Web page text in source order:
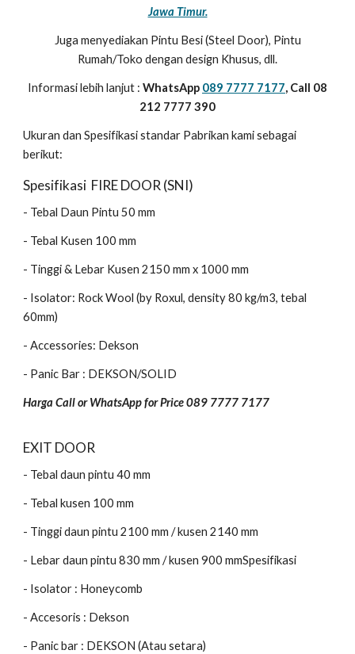
Jawa Timur.
Juga menyediakan Pintu Besi (Steel Door), Pintu
Rumah/Toko dengan design Khusus, dll.
Informasi lebih lanjut : WhatsApp 089 7777 7177, Call 08
212 7777 390
Ukuran dan Spesifikasi standar Pabrikan kami sebagai
berikut:
Spesifikasi FIRE DOOR (SNI)
- Tebal Daun Pintu 50 mm
- Tebal Kusen 100 mm
- Tinggi & Lebar Kusen 2150 mm x 1000 mm
- Isolator: Rock Wool (by Roxul, density 80 kg/m3, tebal
60mm)
- Accessories: Dekson
- Panic Bar : DEKSON/SOLID
Harga Call or WhatsApp for Price 089 7777 7177
EXIT DOOR
- Tebal daun pintu 40 mm
- Tebal kusen 100 mm
- Tinggi daun pintu 2100 mm / kusen 2140 mm
- Lebar daun pintu 830 mm / kusen 900 mmSpesifikasi
- Isolator : Honeycomb
- Accesoris : Dekson
- Panic bar : DEKSON (Atau setara)